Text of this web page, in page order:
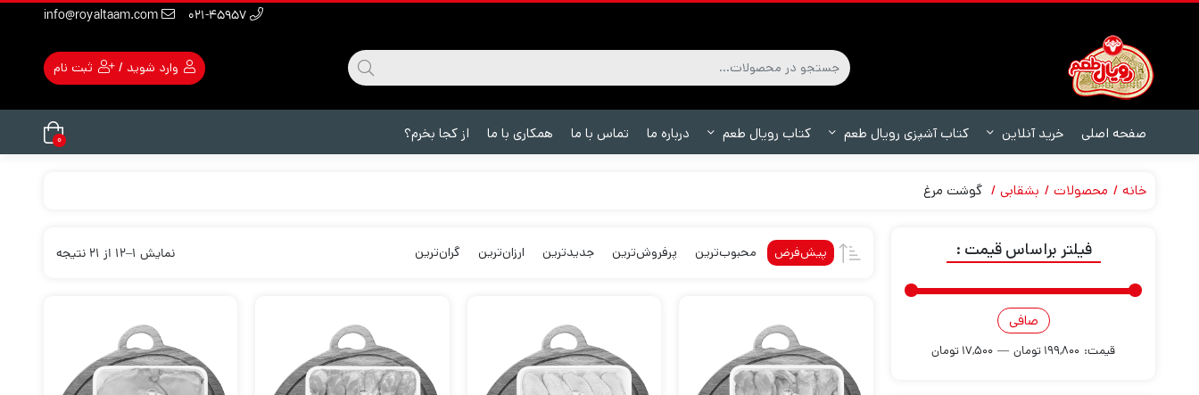
۰۲۱-۴۵۹۵۷ info@royaltaam.com
وارد شوید / ثبت نام
صفحه اصلی خرید آنلاین کتاب آشپزی رویال طعم کتاب رویال طعم درباره ما تماس با ما همکاری با ما از کجا بخرم؟ ۰
خانه محصولات بشقابی گوشت مرغ
پیش‌فرض محبوب‌ترین پرفروش‌ترین جدیدترین ارزان‌ترین گران‌ترین نمایش ۱–۱۲ از ۲۱ نتیجه فیلتر براساس قیمت :
صافی
قيمت: 17,500 تومان — 199,800 تومان